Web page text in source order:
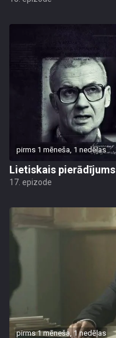
pirms 1 mēneša, 1 nedēļas
Lietiskais pierādījums
17. epizode
pirms 1 mēneša, 1 nedēļas